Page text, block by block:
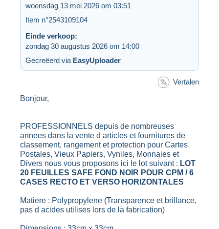
woensdag 13 mei 2026 om 03:51
Item n°2543109104
Einde verkoop:
zondag 30 augustus 2026 om 14:00
Gecreëerd via EasyUploader
Vertalen
Bonjour,
PROFESSIONNELS depuis de nombreuses
annees dans la vente d articles et fournitures de
classement, rangement et protection pour Cartes
Postales, Vieux Papiers, Vyniles, Monnaies et
Divers nous vous proposons ici le lot suivant : LOT
20 FEUILLES SAFE FOND NOIR POUR CPM / 6
CASES RECTO ET VERSO HORIZONTALES
Matiere : Polypropylene (Transparence et brillance,
pas d acides utilises lors de la fabrication)